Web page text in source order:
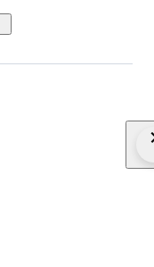
per affrontare qualsiasi
probabile necessità di
con la brochure